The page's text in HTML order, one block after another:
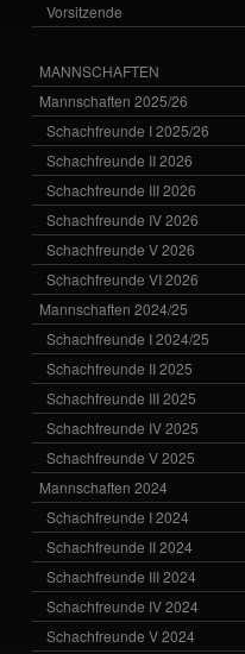
Vorsitzende
MANNSCHAFTEN
Mannschaften 2025/26
Schachfreunde I 2025/26
Schachfreunde II 2026
Schachfreunde III 2026
Schachfreunde IV 2026
Schachfreunde V 2026
Schachfreunde VI 2026
Mannschaften 2024/25
Schachfreunde I 2024/25
Schachfreunde II 2025
Schachfreunde III 2025
Schachfreunde IV 2025
Schachfreunde V 2025
Mannschaften 2024
Schachfreunde I 2024
Schachfreunde II 2024
Schachfreunde III 2024
Schachfreunde IV 2024
Schachfreunde V 2024